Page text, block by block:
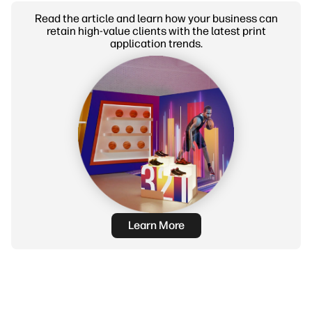
Read the article and learn how your business can
retain high-value clients with the latest print
application trends.
Learn More